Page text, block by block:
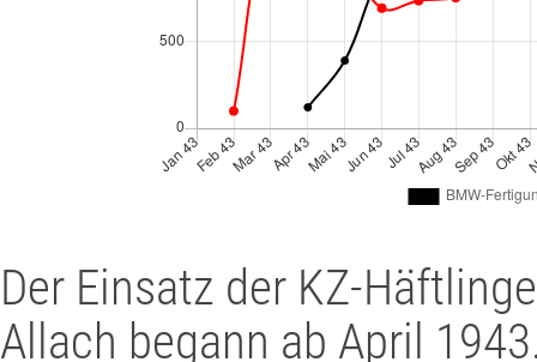
Der Einsatz der KZ-
Allach begann ab April